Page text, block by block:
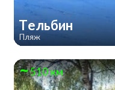
Тельбин
Пляж
510 км